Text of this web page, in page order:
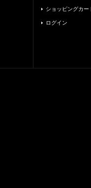
ショッピングカー
ログイン